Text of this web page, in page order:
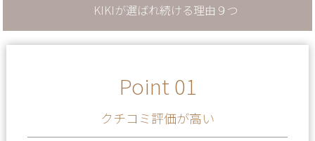
KIKIが選ばれ続ける理由９つ
Point 01
クチコミ評価が高い